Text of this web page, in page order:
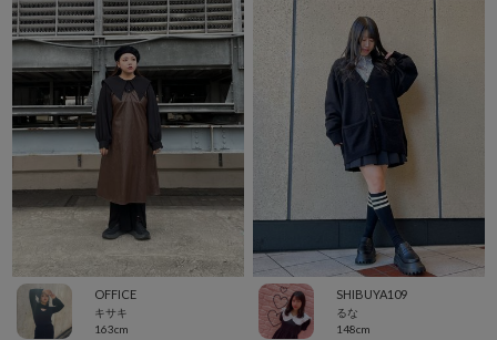
OFFICE
キサキ
163cm
SHIBUYA109
るな
148cm